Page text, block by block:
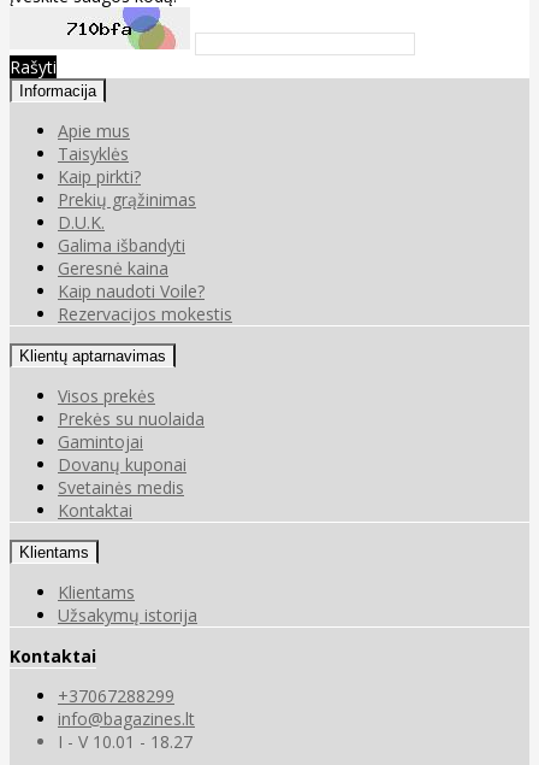
Rašyti
Informacija
Apie mus
Taisyklės
Kaip pirkti?
Prekių grąžinimas
D.U.K.
Galima išbandyti
Geresnė kaina
Kaip naudoti Voile?
Rezervacijos mokestis
Klientų aptarnavimas
Visos prekės
Prekės su nuolaida
Gamintojai
Dovanų kuponai
Svetainės medis
Kontaktai
Klientams
Klientams
Užsakymų istorija
Kontaktai
+37067288299
info@bagazines.lt
I - V 10.01 - 18.27